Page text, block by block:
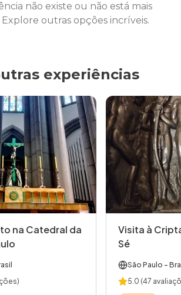
não existe ou não está mais
outras opções incríveis.
experiências
na Catedral da
Visita à
Sé
São Paulo -
5.0 (47